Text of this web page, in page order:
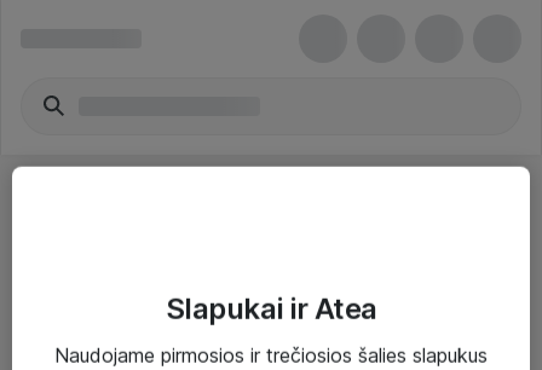
Slapukai ir Atea
Naudojame pirmosios ir trečiosios šalies slapukus